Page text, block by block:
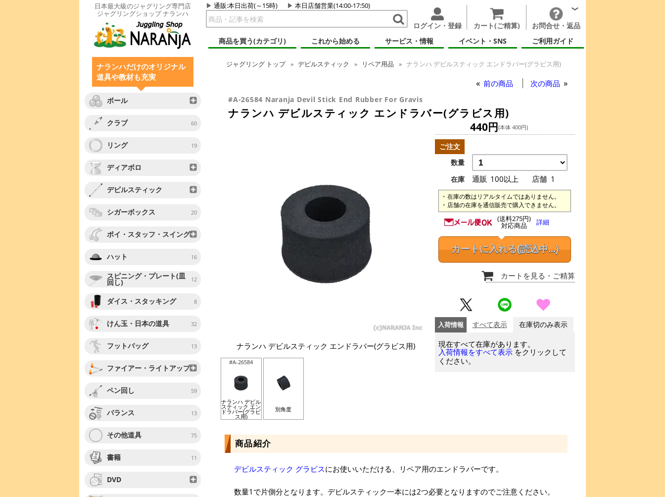
日本最大級のジャグリング専門店
ジャグリングショップ ナランハ
通販:本日出荷(～15時) 本日店舗営業(14:00-17:50)
ログイン・登録 カート(ご精算)
お問合せ・返品
商品を買う(カテゴリ)
これから始める サービス・情報 イベント・SNS ご利用ガイド
ナランハだけのオリジナル
道具や教材も充実
ボール
クラブ 60
リング 19
ディアボロ
デビルスティック
シガーボックス 20
ポイ・スタッフ・スイング
ハット 16
スピニング・プレート(皿
回し) 12
ダイス・スタッキング 8
けん玉・日本の道具 32
フットバッグ 13
ファイアー・ライトアップ
ペン回し 59
バランス 13
その他道具 75
書籍 11
DVD
ジャグリング トップ デビルスティック リペア用品 ナランハ デビルスティック エンドラバー(グラビス用)
前の商品 次の商品
#A-26584 Naranja Devil Stick End Rubber For Gravis
ナランハ デビルスティック エンドラバー(グラビス用)
ナランハ デビルスティック エンドラバー(グラビス用)
#A-26584
ナランハ デビル
スティック エン
ドラバー(グラビ
ス用)
別角度
440円(本体 400円)
ご注文
数量
在庫
通販 100以上 店舗 1
在庫の数はリアルタイムではありません。
店舗の在庫を通信販売で購入できません。
(送料275円)
対応商品 詳細
カートに入れる(読込中...)
カートを見る ・ご精算
入荷情報 すべて表示 在庫切のみ表示
現在すべて在庫があります。
入荷情報をすべて表示 をクリックして
ください。
商品紹介
デビルスティック グラビスにお使いいただける、リペア用のエンドラバーです。
数量1で片側分となります。デビルスティック一本には2つ必要となりますのでご注意ください。